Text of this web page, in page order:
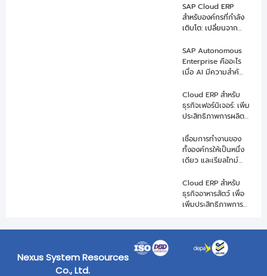
SAP Cloud ERP
สำหรับองค์กรที่กำลัง
เติบโต: เปลี่ยนจาก
พร้อมขยายธุรกิจ
SAP Autonomous
Enterprise คืออะไร
เมื่อ AI มีความสำคัญ
Cloud ERP สำหรับ
ธุรกิจเฟอร์นิเจอร์: เพิ่ม
ประสิทธิภาพการผลิต
เชื่อมการทำงานของ
ทั้งองค์กรให้เป็นหนึ่ง
เดียว และเรียลไทม์
สำหรับธุรกิจขายและ
ผลิตเสื้อผ้า
Cloud ERP สำหรับ
ธุรกิจอาหารสัตว์ เพื่อ
เพิ่มประสิทธิภาพการ
Nexus System Resources
Co., Ltd.